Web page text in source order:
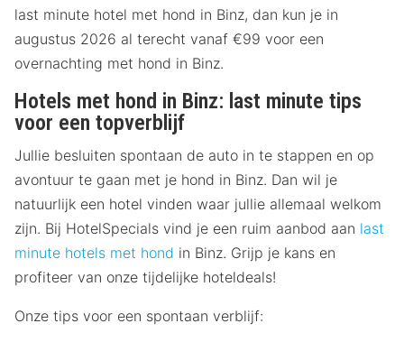
last minute hotel met hond in Binz, dan kun je in
augustus 2026 al terecht vanaf €99 voor een
overnachting met hond in Binz.
Hotels met hond in Binz: last minute tips
voor een topverblijf
Jullie besluiten spontaan de auto in te stappen en op
avontuur te gaan met je hond in Binz. Dan wil je
natuurlijk een hotel vinden waar jullie allemaal welkom
zijn. Bij HotelSpecials vind je een ruim aanbod aan last
minute hotels met hond in Binz. Grijp je kans en
profiteer van onze tijdelijke hoteldeals!
Onze tips voor een spontaan verblijf: